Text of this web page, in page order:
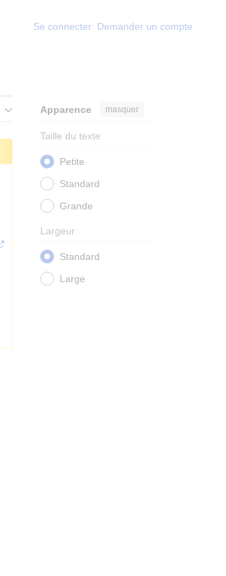
Se connecter Demander un compte
Apparence masquer
Taille du texte
Petite
Standard
Grande
Largeur
Standard
Large